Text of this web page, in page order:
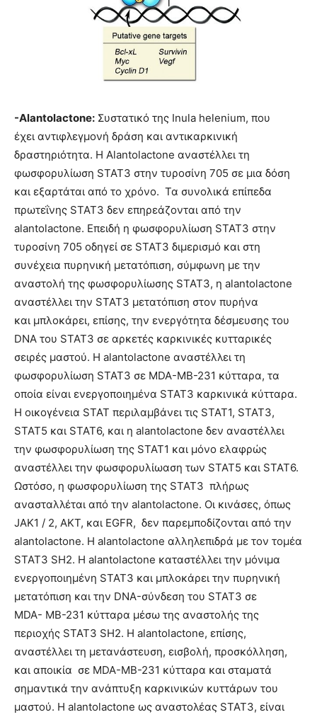
-Alantolactone: Συστατικό της Inula helenium, που
έχει αντιφλεγμονή δράση και αντικαρκινική
δραστηριότητα. Η Alantolactone αναστέλλει τη
φωσφορυλίωση STAT3 στην τυροσίνη 705 σε μια δόση
και εξαρτάται από το χρόνο. Τα συνολικά επίπεδα
πρωτεΐνης STAT3 δεν επηρεάζονται από την
alantolactone. Επειδή η φωσφορυλίωση STAT3 στην
τυροσίνη 705 οδηγεί σε STAT3 διμερισμό και στη
συνέχεια πυρηνική μετατόπιση, σύμφωνη με την
αναστολή της φωσφορυλίωσης STAT3, η alantolactone
αναστέλλει την STAT3 μετατόπιση στον πυρήνα
και μπλοκάρει, επίσης, την ενεργότητα δέσμευσης του
DNA του STAT3 σε αρκετές καρκινικές κυτταρικές
σειρές μαστού. Η alantolactone αναστέλλει τη
φωσφορυλίωση STAT3 σε MDA-MB-231 κύτταρα, τα
οποία είναι ενεργοποιημένα STAT3 καρκινικά κύτταρα.
Η οικογένεια STAT περιλαμβάνει τις STAT1, STAT3,
STAT5 και STAT6, και η alantolactone δεν αναστέλλει
την φωσφορυλίωση της STAT1 και μόνο ελαφρώς
αναστέλλει την φωσφορυλίωαση των STAT5 και STAT6.
Ωστόσο, η φωσφορυλίωση της STAT3 πλήρως
ανασταλλέται από την alantolactone. Οι κινάσες, όπως
JAK1 / 2, ΑΚΤ, και EGFR, δεν παρεμποδίζονται από την
alantolactone. Η alantolactone αλληλεπιδρά με τον τομέα
STAT3 SH2. Η alantolactone καταστέλλει την μόνιμα
ενεργοποιημένη STAT3 και μπλοκάρει την πυρηνική
μετατόπιση και την DNA-σύνδεση του STAT3 σε
MDA- ΜΒ-231 κύτταρα μέσω της αναστολής της
περιοχής STAT3 SH2. Η alantolactone, επίσης,
αναστέλλει τη μετανάστευση, εισβολή, προσκόλληση,
και αποικία σε MDA-MB-231 κύτταρα και σταματά
σημαντικά την ανάπτυξη καρκινικών κυττάρων του
μαστού. Η alantolactone ως αναστολέας STAT3, είναι